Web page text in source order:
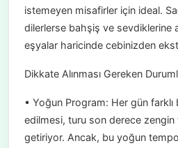
istemeyen misafirler için ideal.
dilerlerse bahşiş ve sevdiklerine
eşyalar haricinde cebinizden
Dikkate Alınması Gereken
• Yoğun Program: Her gün
edilmesi, turu son derece
getiriyor. Ancak, bu yoğun